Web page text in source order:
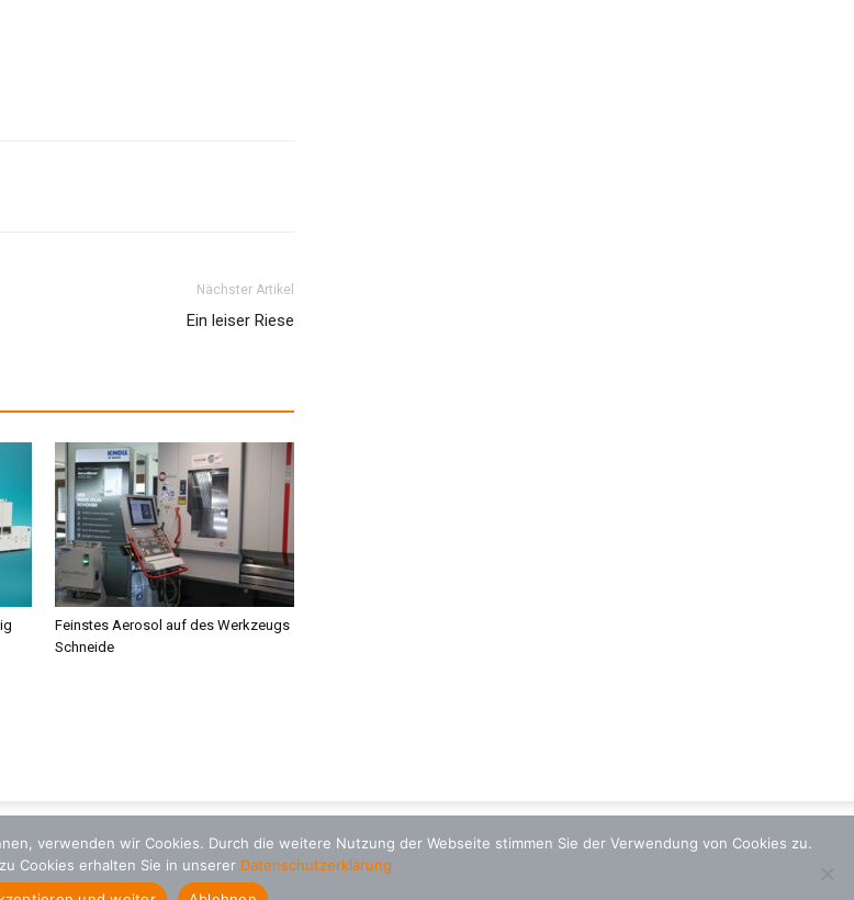
Nächster Artikel
Ein leiser Riese
Feinstes Aerosol auf des Werkzeugs
Schneide
verwenden wir Cookies. Durch die weitere Nutzung der Webseite stimmen Sie der Verwendung von Cookies zu.
Cookies erhalten Sie in unserer Datenschutzerklärung